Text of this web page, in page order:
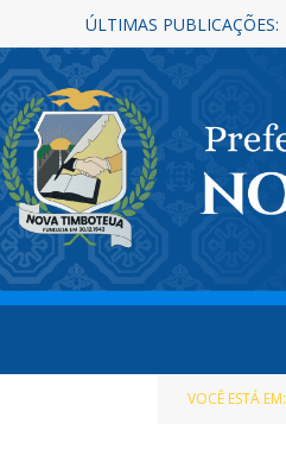
ÚLTIMAS PUBLICAÇÕES:
VOCÊ ESTÁ EM: